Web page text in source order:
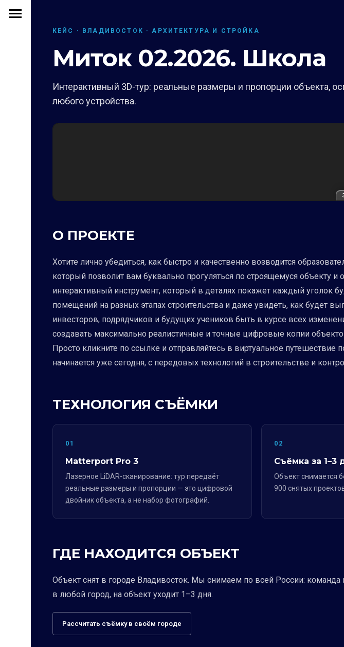
КЕЙС · ВЛАДИВОСТОК · АРХИТЕКТУРА И СТРОЙКА
Миток 02.2026. Школа
Интерактивный 3D-тур: реальные размеры и пропорции объекта,
любого устройства.
О ПРОЕКТЕ
Хотите лично убедиться, как быстро и качественно возводится
который позволит вам буквально прогуляться по строящемуся объекту
интерактивный инструмент, который в деталях покажет каждый уголок
помещений на разных этапах строительства и даже увидеть, как будет
инвесторов, подрядчиков и будущих учеников быть в курсе всех
создавать максимально реалистичные и точные цифровые копии
Просто кликните по ссылке и отправляйтесь в виртуальное
начинается уже сегодня, с передовых технологий в строительстве и
ТЕХНОЛОГИЯ СЪЁМКИ
01
Matterport Pro 3
Лазерное LiDAR-сканирование: тур передаёт
реальные размеры и пропорции — это цифровой
двойник объекта, а не набор фотографий.
02
Съёмка за 1–3
Объект снимается
900 снятых
ГДЕ НАХОДИТСЯ ОБЪЕКТ
Объект снят в городе Владивосток. Мы снимаем по всей России:
в любой город, на объект уходит 1–3 дня.
Рассчитать съёмку в своём городе